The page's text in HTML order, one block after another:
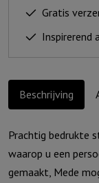
Gratis
Inspirerend
Beschrijving
Prachtig bedrukte
waarop u een
gemaakt, Mede